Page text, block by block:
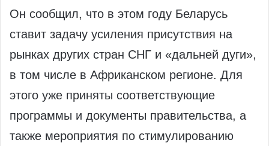
Он сообщил, что в этом году Беларусь
ставит задачу усиления присутствия на
рынках других стран СНГ и «дальней дуги»,
в том числе в Африканском регионе. Для
этого уже приняты соответствующие
программы и документы правительства, а
также мероприятия по стимулированию